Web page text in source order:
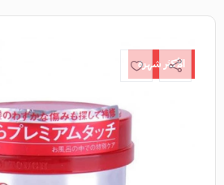
الأكثر شهرة